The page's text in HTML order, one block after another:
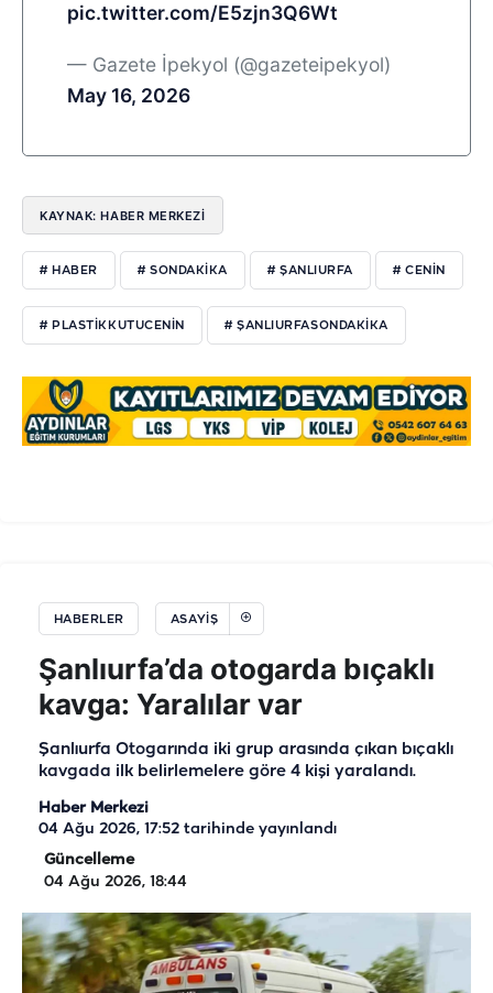
pic.twitter.com/E5zjn3Q6Wt
— Gazete İpekyol (@gazeteipekyol)
May 16, 2026
KAYNAK: HABER MERKEZI
# HABER # SONDAKIKA # ŞANLIURFA # CENIN
# PLASTIKKUTUCENIN # ŞANLIURFASONDAKIKA
HABERLER ASAYIŞ
Şanlıurfa’da otogarda bıçaklı
kavga: Yaralılar var
Şanlıurfa Otogarında iki grup arasında çıkan bıçaklı
kavgada ilk belirlemelere göre 4 kişi yaralandı.
Haber Merkezi
04 Ağu 2026, 17:52 tarihinde yayınlandı
Güncelleme
04 Ağu 2026, 18:44